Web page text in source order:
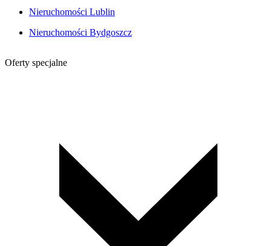
Nieruchomości Lublin
Nieruchomości Bydgoszcz
Oferty specjalne